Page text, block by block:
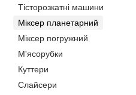
Тісторозкатні машини
Міксер планетарний
Міксер погружний
М'ясорубки
Куттери
Слайсери